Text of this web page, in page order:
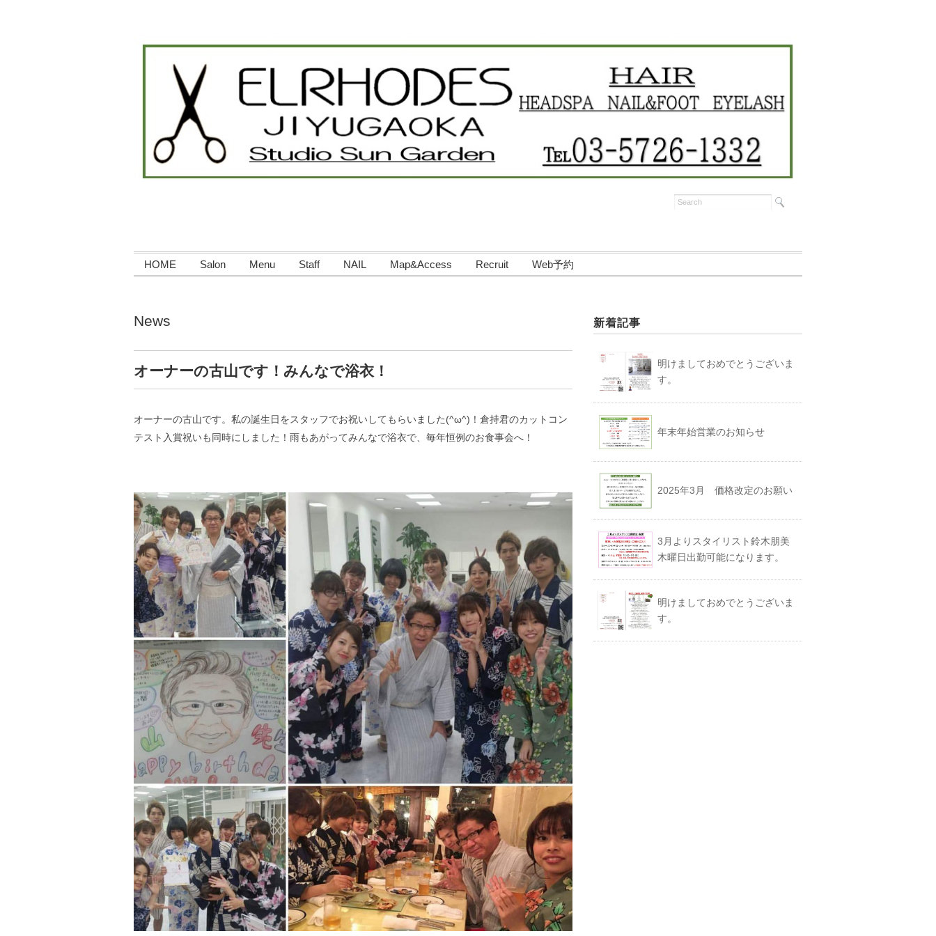
HOME Salon Menu Staff NAIL Map&Access Recruit Web予約
News
オーナーの古山です！みんなで浴衣！
オーナーの古山です。私の誕生日をスタッフでお祝いしてもらいました(^ω^)！倉持君のカットコン
テスト入賞祝いも同時にしました！雨もあがってみんなで浴衣で、毎年恒例のお食事会へ！
新着記事
明けましておめでとうございま
す。
年末年始営業のお知らせ
2025年3月 価格改定のお願い
3月よりスタイリスト鈴木朋美
木曜日出勤可能になります。
明けましておめでとうございま
す。